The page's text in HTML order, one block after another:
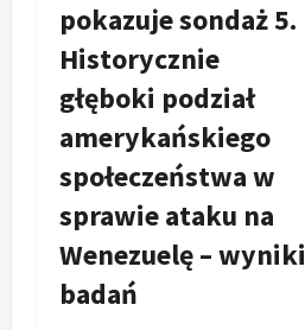
pokazuje sondaż 5.
Historycznie
głęboki podział
amerykańskiego
społeczeństwa w
sprawie ataku na
Wenezuelę – wyniki
badań